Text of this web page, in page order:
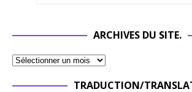
ARCHIVES DU SITE.
TRADUCTION/